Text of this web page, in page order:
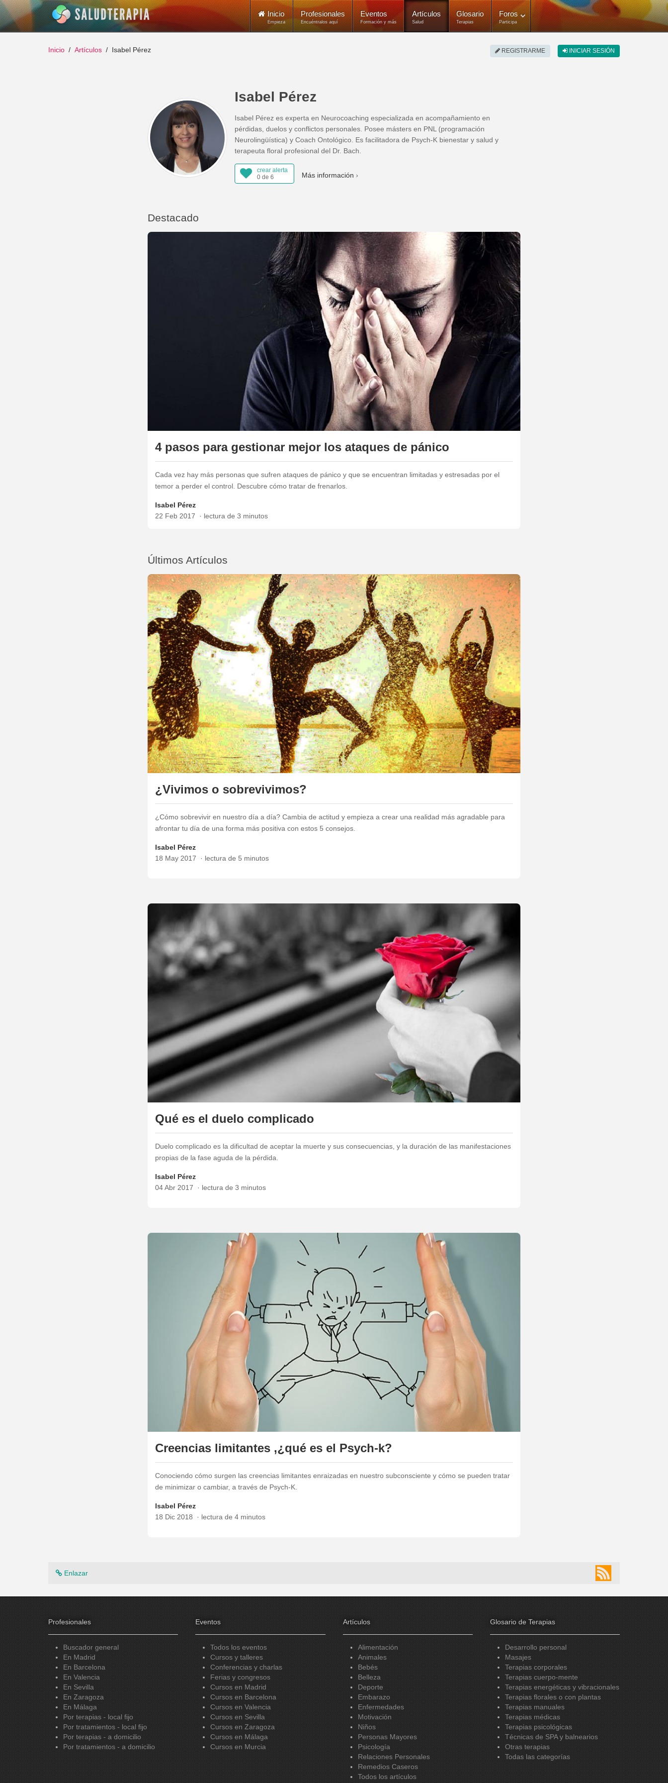
Inicio
Empieza
Profesionales
Encuéntralos aquí
Eventos
Formación y más
Artículos
Salud
Glosario
Terapias
Foros
Participa
REGISTRARME INICIAR SESIÓN
Inicio Artículos Isabel Pérez
Isabel Pérez
Isabel Pérez es experta en Neurocoaching especializada en acompañamiento en
pérdidas, duelos y conflictos personales. Posee másters en PNL (programación
Neurolingüística) y Coach Ontológico. Es facilitadora de Psych-K bienestar y salud y
terapeuta floral profesional del Dr. Bach.
crear alerta
0 de 6
Más información
Destacado
4 pasos para gestionar mejor los ataques de pánico
Cada vez hay más personas que sufren ataques de pánico y que se encuentran limitadas y estresadas por el
temor a perder el control. Descubre cómo tratar de frenarlos.
Isabel Pérez
22 Feb 2017
lectura de 3 minutos
Últimos Artículos
¿Vivimos o sobrevivimos?
¿Cómo sobrevivir en nuestro día a día? Cambia de actitud y empieza a crear una realidad más agradable para
afrontar tu día de una forma más positiva con estos 5 consejos.
Isabel Pérez
18 May 2017
lectura de 5 minutos
Qué es el duelo complicado
Duelo complicado es la dificultad de aceptar la muerte y sus consecuencias, y la duración de las manifestaciones
propias de la fase aguda de la pérdida.
Isabel Pérez
04 Abr 2017
lectura de 3 minutos
Creencias limitantes ,¿qué es el Psych-k?
Conociendo cómo surgen las creencias limitantes enraizadas en nuestro subconsciente y cómo se pueden tratar
de minimizar o cambiar, a través de Psych-K.
Isabel Pérez
18 Dic 2018
lectura de 4 minutos
Enlazar
Profesionales
Buscador general
En Madrid
En Barcelona
En Valencia
En Sevilla
En Zaragoza
En Málaga
Por terapias - local fijo
Por tratamientos - local fijo
Por terapias - a domicilio
Por tratamientos - a domicilio
Eventos
Todos los eventos
Cursos y talleres
Conferencias y charlas
Ferias y congresos
Cursos en Madrid
Cursos en Barcelona
Cursos en Valencia
Cursos en Sevilla
Cursos en Zaragoza
Cursos en Málaga
Cursos en Murcia
Artículos
Alimentación
Animales
Bebés
Belleza
Deporte
Embarazo
Enfermedades
Motivación
Niños
Personas Mayores
Psicología
Relaciones Personales
Remedios Caseros
Todos los artículos
Glosario de Terapias
Desarrollo personal
Masajes
Terapias corporales
Terapias cuerpo-mente
Terapias energéticas y vibracionales
Terapias florales o con plantas
Terapias manuales
Terapias médicas
Terapias psicológicas
Técnicas de SPA y balnearios
Otras terapias
Todas las categorías